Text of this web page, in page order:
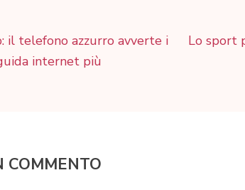
il telefono azzurro avverte i
internet più
Lo sport
COMMENTO